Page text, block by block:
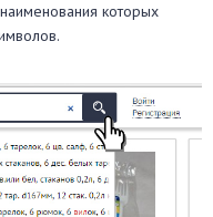
которых